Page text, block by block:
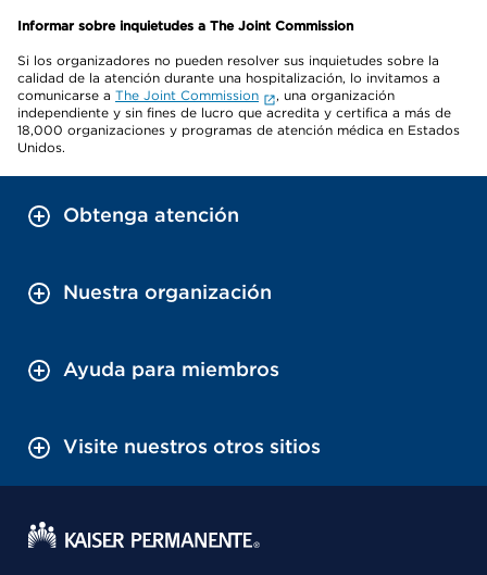
Informar sobre inquietudes a The Joint Commission
Si los organizadores no pueden resolver sus inquietudes sobre la
calidad de la atención durante una hospitalización, lo invitamos a
comunicarse a The Joint Commission
, una organización
independiente y sin fines de lucro que acredita y certifica a más de
18,000 organizaciones y programas de atención médica en Estados
Unidos.
Obtenga atención
Nuestra organización
Ayuda para miembros
Visite nuestros otros sitios